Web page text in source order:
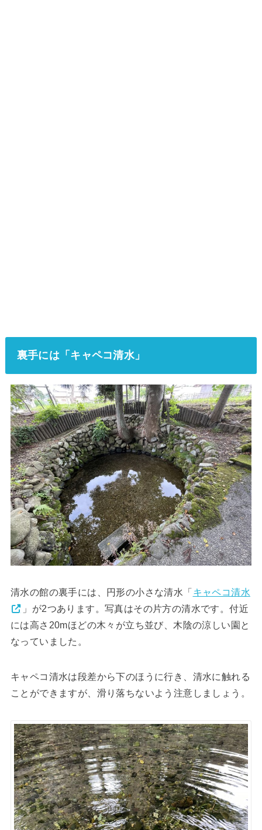
裏手には「キャペコ清水」
清水の館の裏手には、円形の小さな清水「 キャペコ清水
」が2つあります。写真はその片方の清水です。付近
には高さ20mほどの木々が立ち並び、木陰の涼しい園と
なっていました。
キャペコ清水は段差から下のほうに行き、清水に触れる
ことができますが、滑り落ちないよう注意しましょう。